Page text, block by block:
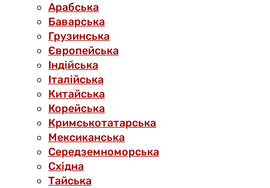
Арабська
Баварська
Грузинська
Європейська
Індійська
Італійська
Китайська
Корейська
Кримськотатарська
Мексиканська
Середземноморська
Східна
Тайська